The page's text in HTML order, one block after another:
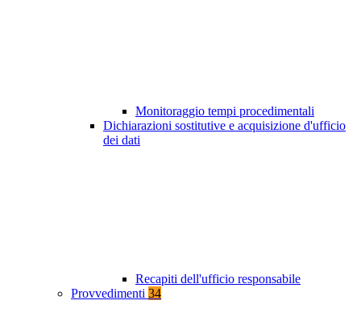
Monitoraggio tempi procedimentali
Dichiarazioni sostitutive e acquisizione d'ufficio
dei dati
Recapiti dell'ufficio responsabile
Provvedimenti 34